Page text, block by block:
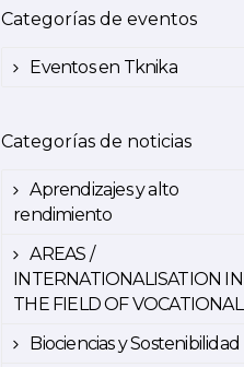
Categorías de eventos
Eventos en Tknika
Categorías de noticias
Aprendizajes y alto
rendimiento
AREAS /
INTERNATIONALISATION IN
THE FIELD OF VOCATIONAL
Biociencias y Sostenibilidad